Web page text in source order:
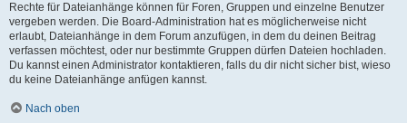
Rechte für Dateianhänge können für Foren, Gruppen und einzelne Benutzer
vergeben werden. Die Board-Administration hat es möglicherweise nicht
erlaubt, Dateianhänge in dem Forum anzufügen, in dem du deinen Beitrag
verfassen möchtest, oder nur bestimmte Gruppen dürfen Dateien hochladen.
Du kannst einen Administrator kontaktieren, falls du dir nicht sicher bist, wieso
du keine Dateianhänge anfügen kannst.
Nach oben